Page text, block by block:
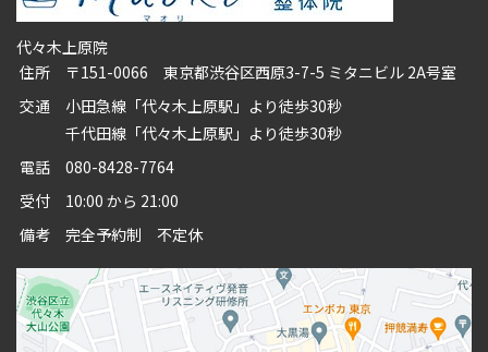
代々木上原院
住所
〒151-0066 東京都渋谷区西原3-7-5 ミタニビル 2A号室
交通
小田急線「代々木上原駅」より徒歩30秒
千代田線「代々木上原駅」より徒歩30秒
電話
080-8428-7764
受付
10:00 から 21:00
備考
完全予約制 不定休